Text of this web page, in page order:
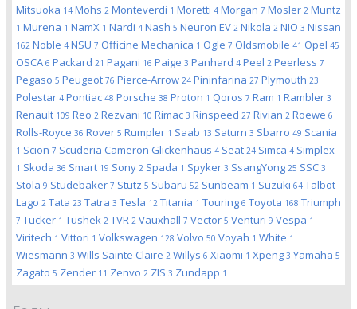
Mitsuoka 14 Mohs 2 Monteverdi 1 Moretti 4 Morgan 7 Mosler 2 Muntz
1 Murena 1 NamX 1 Nardi 4 Nash 5 Neuron EV 2 Nikola 2 NIO 3 Nissan
162 Noble 4 NSU 7 Officine Mechanica 1 Ogle 7 Oldsmobile 41 Opel 45
OSCA 6 Packard 21 Pagani 16 Paige 3 Panhard 4 Peel 2 Peerless 7
Pegaso 5 Peugeot 76 Pierce-Arrow 24 Pininfarina 27 Plymouth 23
Polestar 4 Pontiac 48 Porsche 38 Proton 1 Qoros 7 Ram 1 Rambler 3
Renault 109 Reo 2 Rezvani 10 Rimac 3 Rinspeed 27 Rivian 2 Roewe 6
Rolls-Royce 36 Rover 5 Rumpler 1 Saab 13 Saturn 3 Sbarro 49 Scania
1 Scion 7 Scuderia Cameron Glickenhaus 4 Seat 24 Simca 4 Simplex
1 Skoda 36 Smart 19 Sony 2 Spada 1 Spyker 3 SsangYong 25 SSC 3
Stola 9 Studebaker 7 Stutz 5 Subaru 52 Sunbeam 1 Suzuki 64 Talbot-
Lago 2 Tata 23 Tatra 3 Tesla 12 Titania 1 Touring 6 Toyota 168 Triumph
7 Tucker 1 Tushek 2 TVR 2 Vauxhall 7 Vector 5 Venturi 9 Vespa 1
Viritech 1 Vittori 1 Volkswagen 128 Volvo 50 Voyah 1 White 1
Wiesmann 3 Wills Sainte Claire 2 Willys 6 Xiaomi 1 Xpeng 3 Yamaha 5
Zagato 5 Zender 11 Zenvo 2 ZIS 3 Zundapp 1